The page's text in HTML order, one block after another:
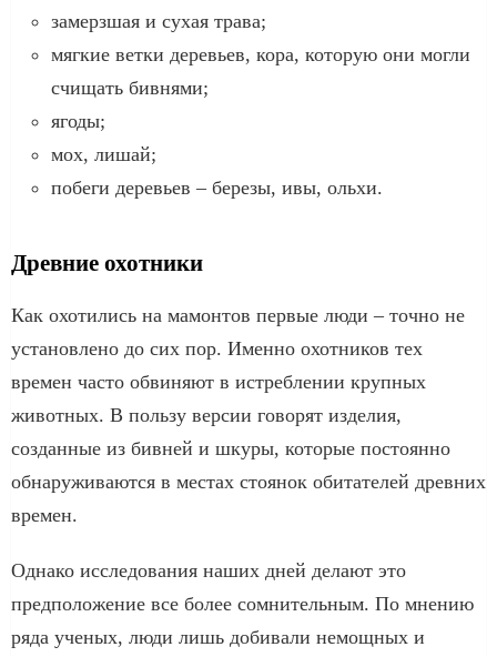
замерзшая и сухая трава;
мягкие ветки деревьев, кора, которую они могли
счищать бивнями;
ягоды;
мох, лишай;
побеги деревьев – березы, ивы, ольхи.
Древние охотники
Как охотились на мамонтов первые люди – точно не
установлено до сих пор. Именно охотников тех
времен часто обвиняют в истреблении крупных
животных. В пользу версии говорят изделия,
созданные из бивней и шкуры, которые постоянно
обнаруживаются в местах стоянок обитателей древних
времен.
Однако исследования наших дней делают это
предположение все более сомнительным. По мнению
ряда ученых, люди лишь добивали немощных и